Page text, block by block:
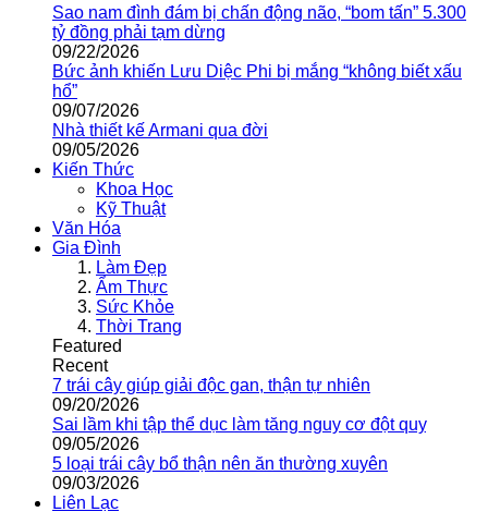
Sao nam đình đám bị chấn động não, “bom tấn” 5.300
tỷ đồng phải tạm dừng
09/22/2026
Bức ảnh khiến Lưu Diệc Phi bị mắng “không biết xấu
hổ”
09/07/2026
Nhà thiết kế Armani qua đời
09/05/2026
Kiến Thức
Khoa Học
Kỹ Thuật
Văn Hóa
Gia Đình
Làm Đẹp
Ẩm Thực
Sức Khỏe
Thời Trang
Featured
Recent
7 trái cây giúp giải độc gan, thận tự nhiên
09/20/2026
Sai lầm khi tập thể dục làm tăng nguy cơ đột quỵ
09/05/2026
5 loại trái cây bổ thận nên ăn thường xuyên
09/03/2026
Liên Lạc